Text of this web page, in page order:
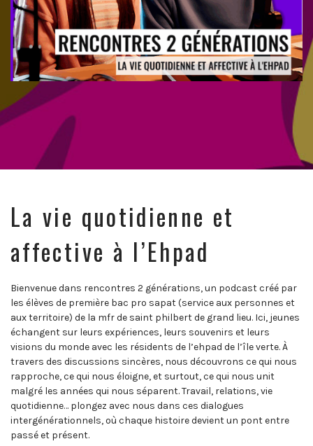
La vie quotidienne et
affective à l’Ehpad
Bienvenue dans rencontres 2 générations, un podcast créé par
les élèves de première bac pro sapat (service aux personnes et
aux territoire) de la mfr de saint philbert de grand lieu. Ici, jeunes
échangent sur leurs expériences, leurs souvenirs et leurs
visions du monde avec les résidents de l’ehpad de l’île verte. À
travers des discussions sincères, nous découvrons ce qui nous
rapproche, ce qui nous éloigne, et surtout, ce qui nous unit
malgré les années qui nous séparent. Travail, relations, vie
quotidienne… plongez avec nous dans ces dialogues
intergénérationnels, où chaque histoire devient un pont entre
passé et présent.